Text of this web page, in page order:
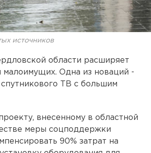
источников
области расширяет
малоимущих. Одна из новаций -
ТВ с большим
внесенному в областной
меры соцподдержки
90% затрат на